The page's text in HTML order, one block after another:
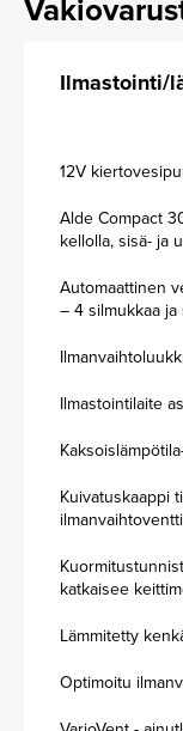
Ilmastointi/
12V
Alde Compact
kellolla, sisä- ja
Automaattinen
– 4 silmukkaa ja
Ilmastointilaite
Kuivatuskaappi
katkaisee
Lämmitetty
Optimoitu